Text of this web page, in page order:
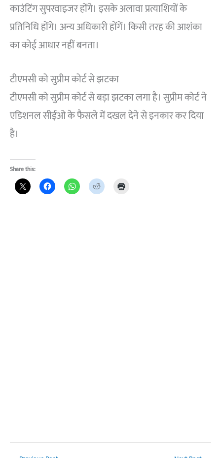
काउंटिंग सुपरवाइजर होंगे। इसके अलावा प्रत्याशियों के
प्रतिनिधि होंगे। अन्य अधिकारी होंगें। किसी तरह की आशंका
का कोई आधार नहीं बनता।
टीएमसी को सुप्रीम कोर्ट से झटका
टीएमसी को सुप्रीम कोर्ट से बड़ा झटका लगा है। सुप्रीम कोर्ट ने
एडिशनल सीईओ के फैसले में दखल देने से इनकार कर दिया
है।
Share this: